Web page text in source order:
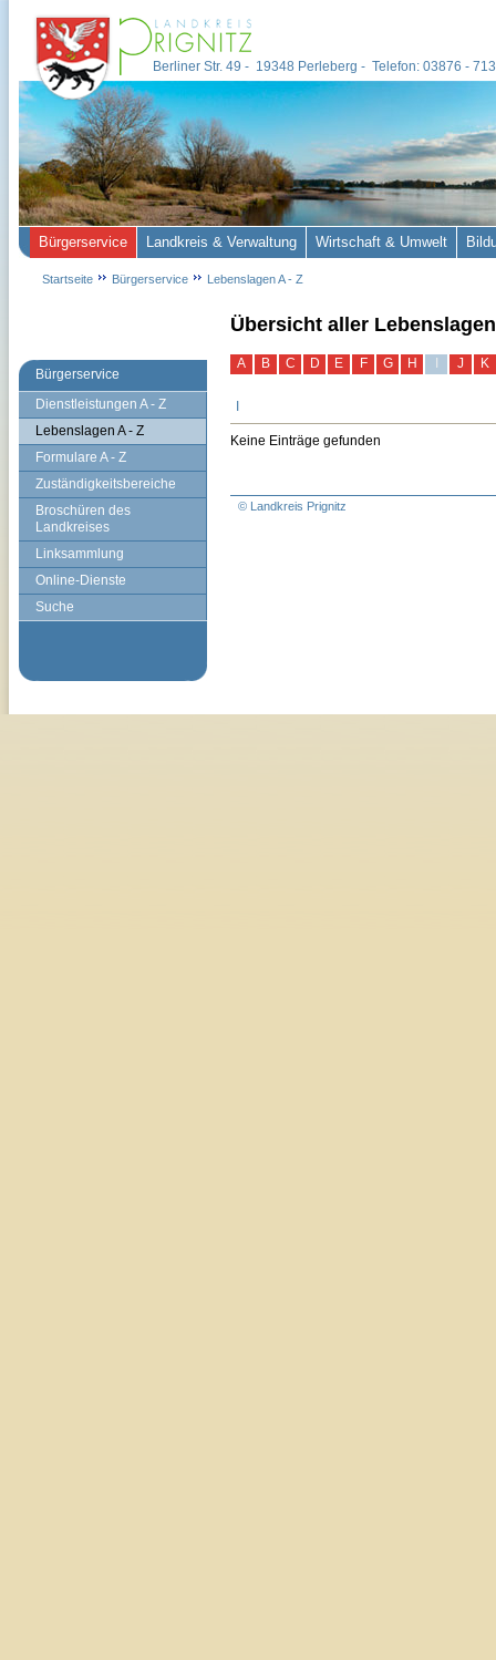
Bürgerservice
Dienstleistungen A - Z
Lebenslagen A - Z
Formulare A - Z
Zuständigkeitsbereiche
Broschüren des
Landkreises
Linksammlung
Online-Dienste
Suche
Übersicht aller Lebenslagen
A B C D E F G H J K
Keine Einträge gefunden
© Landkreis Prignitz
Berliner Str. 49 - 19348 Perleberg - Telefon: 03876 -
Bürgerservice Landkreis & Verwaltung Wirtschaft & Umwelt
Startseite Bürgerservice Lebenslagen A - Z